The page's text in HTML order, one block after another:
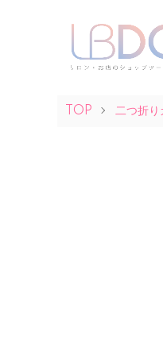
TOP 二つ折